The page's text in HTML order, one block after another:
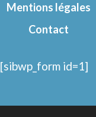
Mentions légales
Contact
[sibwp_form id=1]